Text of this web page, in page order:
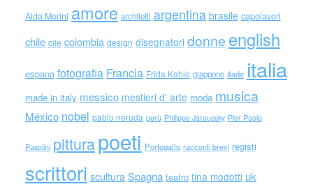
Alda Merini amore architetti argentina brasile capolavori
chile cile colombia design disegnatori donne english
espana fotografia Francia Frida Kahlo giappone iliade italia
made in italy messico mestieri d' arte moda musica
México nobel pablo neruda perù Philippe Jaroussky Pier Paolo
Pasolini pitturapoeti Portogallo racconti brevi registi
scrittori scultura Spagna teatro tina modotti uk